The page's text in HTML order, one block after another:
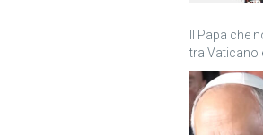
Il Papa che
tra Vaticano